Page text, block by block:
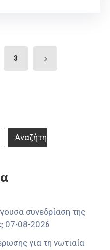
3
συνεδρίαση της
07-08-2026
για τη νωτιαία